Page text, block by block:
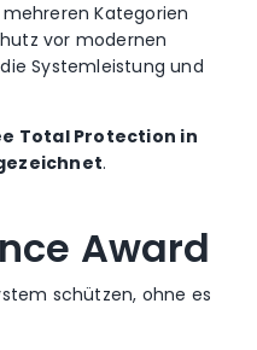
Kategorien
vor modernen
Systemleistung und
Total Protection in
.
Award
schützen, ohne es